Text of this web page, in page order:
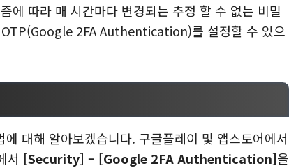
따라 매 시간마다 변경되는 추정 할 수 없는 비밀
2FA Authentication)를 설정할 수 있으
에 대해 알아보겠습니다. 구글플레이 및 앱스토어에서
서 [Security] – [Google 2FA Authentication]을